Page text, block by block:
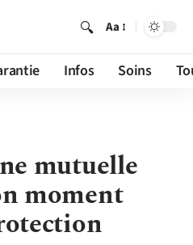
Aa
Infos Soins
mutuelle
moment